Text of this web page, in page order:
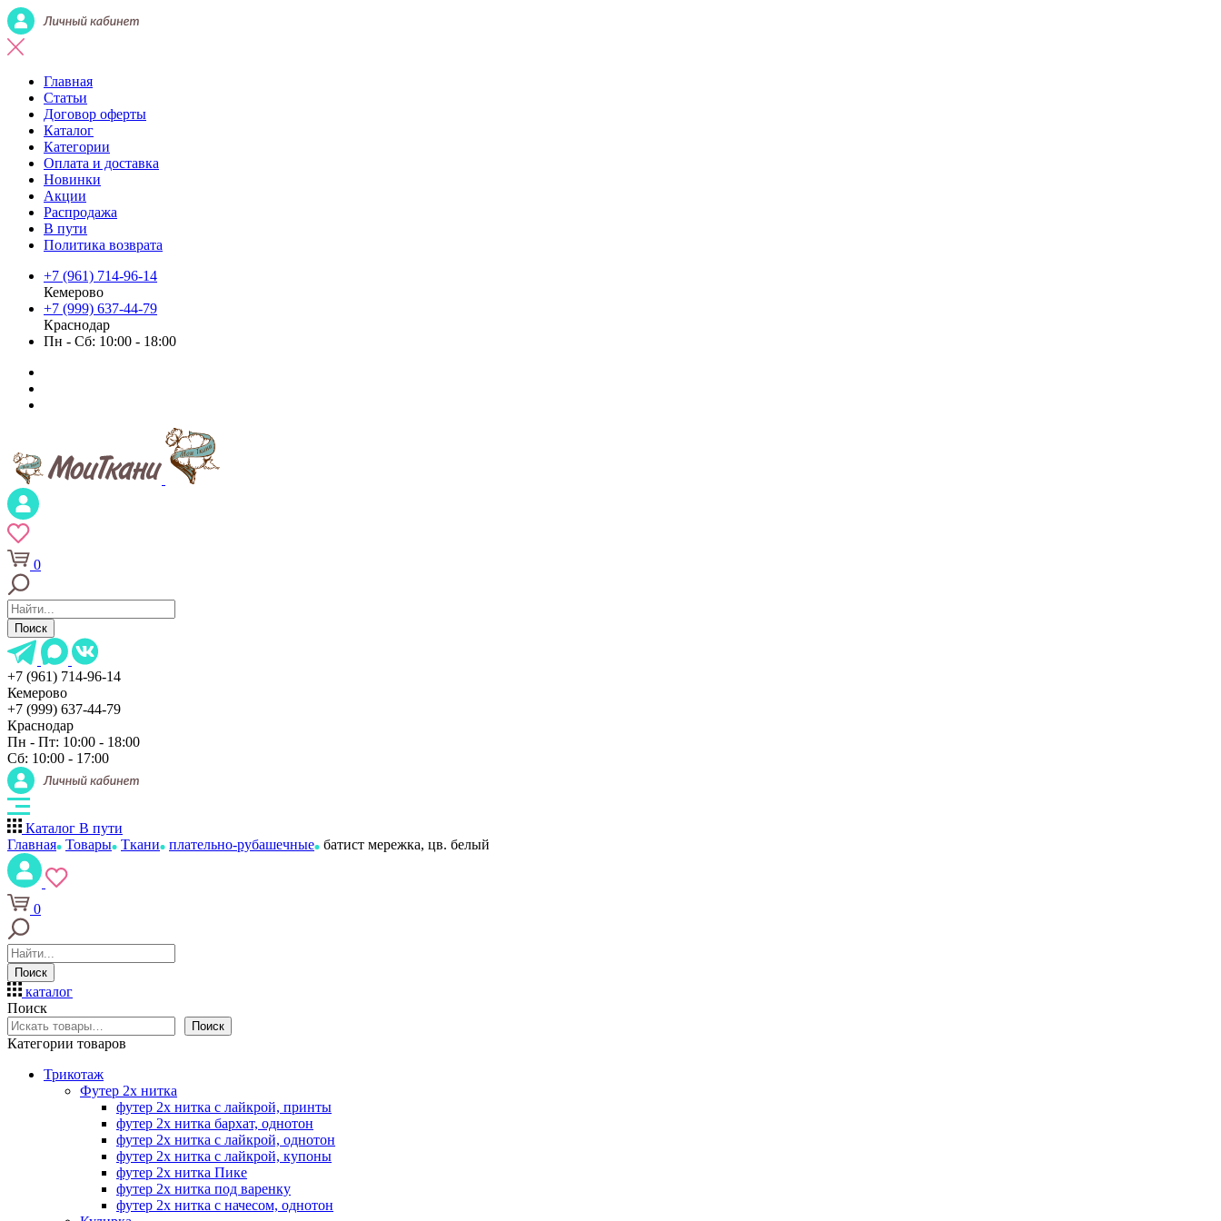
Главная
Статьи
Договор оферты
Каталог
Категории
Оплата и доставка
Новинки
Акции
Распродажа
В пути
Политика возврата
+7 (961) 714-96-14
Кемерово
+7 (999) 637-44-79
Краснодар
Пн - Сб: 10:00 - 18:00
0
Поиск
+7 (961) 714-96-14
Кемерово
+7 (999) 637-44-79
Краснодар
Пн - Пт: 10:00 - 18:00
Сб: 10:00 - 17:00
Каталог В пути
Главная Товары Ткани плательно-рубашечные батист мережка, цв. белый
0
Поиск
каталог
Поиск
Поиск
Категории товаров
Трикотаж
Футер 2х нитка
футер 2х нитка с лайкрой, принты
футер 2х нитка бархат, однотон
футер 2х нитка с лайкрой, однотон
футер 2х нитка с лайкрой, купоны
футер 2х нитка Пике
футер 2х нитка под варенку
футер 2х нитка с начесом, однотон